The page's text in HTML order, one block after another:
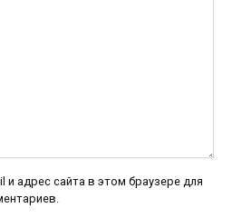
и адрес сайта в этом браузере для